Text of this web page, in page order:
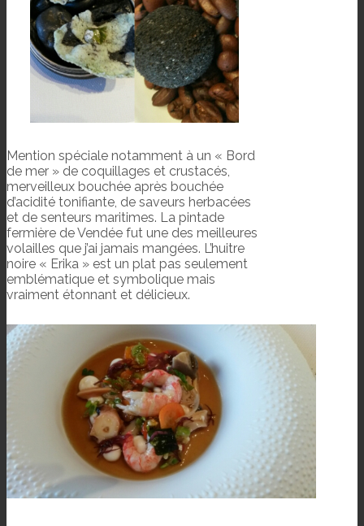
Mention spéciale notamment à un « Bord
de mer » de coquillages et crustacés,
merveilleux bouchée après bouchée
d’acidité tonifiante, de saveurs herbacées
et de senteurs maritimes. La pintade
fermière de Vendée fut une des meilleures
volailles que j’ai jamais mangées. L’huitre
noire « Erika » est un plat pas seulement
emblématique et symbolique mais
vraiment étonnant et délicieux.